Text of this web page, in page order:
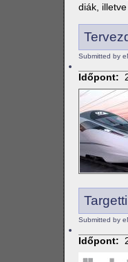
diák,
Submitted by
Időpont:
Submitted by
Időpont: